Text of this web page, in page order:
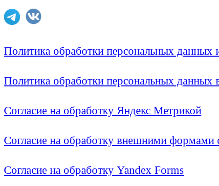
Политика обработки персональных
Политика обработки персональных
Согласие на обработку Яндекс Метрикой
Согласие на обработку внешними формами
Согласие на обработку Yandex Forms